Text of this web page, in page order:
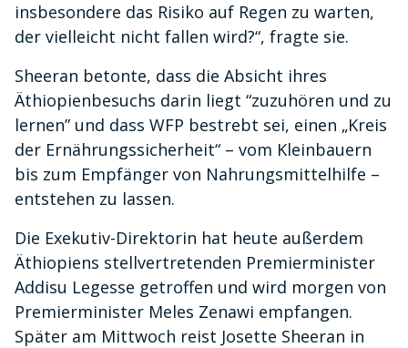
insbesondere das Risiko auf Regen zu warten,
der vielleicht nicht fallen wird?“, fragte sie.
Sheeran betonte, dass die Absicht ihres
Äthiopienbesuchs darin liegt “zuzuhören und zu
lernen” und dass WFP bestrebt sei, einen „Kreis
der Ernährungssicherheit“ – vom Kleinbauern
bis zum Empfänger von Nahrungsmittelhilfe –
entstehen zu lassen.
Die Exekutiv-Direktorin hat heute außerdem
Äthiopiens stellvertretenden Premierminister
Addisu Legesse getroffen und wird morgen von
Premierminister Meles Zenawi empfangen.
Später am Mittwoch reist Josette Sheeran in